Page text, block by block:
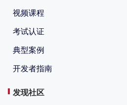
视频课程
考试认证
典型案例
开发者指南
发现社区